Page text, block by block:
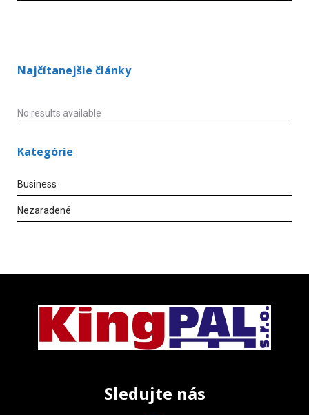
Najčítanejšie články
No results available
Kategórie
Business
Nezaradené
Sledujte nás